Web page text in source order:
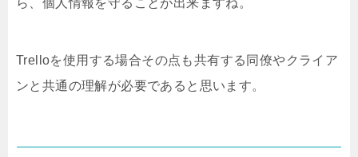
ら、個人情報を守ることが出来ますね。
Trelloを使用する場合その点も共有する同僚やクライア
ンと共通の理解が必要であると思います。